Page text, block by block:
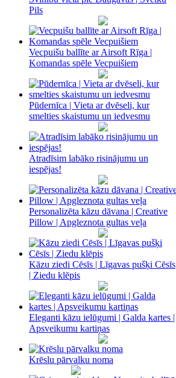
Pils
Vecpuišu ballīte ar Airsoft Rīga |
Komandas spēle Vecpuišiem
Pūdernīca | Vieta ar dvēseli, kur
smelties skaistumu un iedvesmu
Atradīsim labāko risinājumu un
iespējas!
Personalizēta kāzu dāvana | Creative
Pillow | Apgleznota gultas veļa
Kāzu ziedi Cēsīs | Līgavas pušķi Cēsīs
| Ziedu klēpis
Eleganti kāzu ielūgumi | Galda kartes |
Apsveikumu kartiņas
Krēslu pārvalku noma